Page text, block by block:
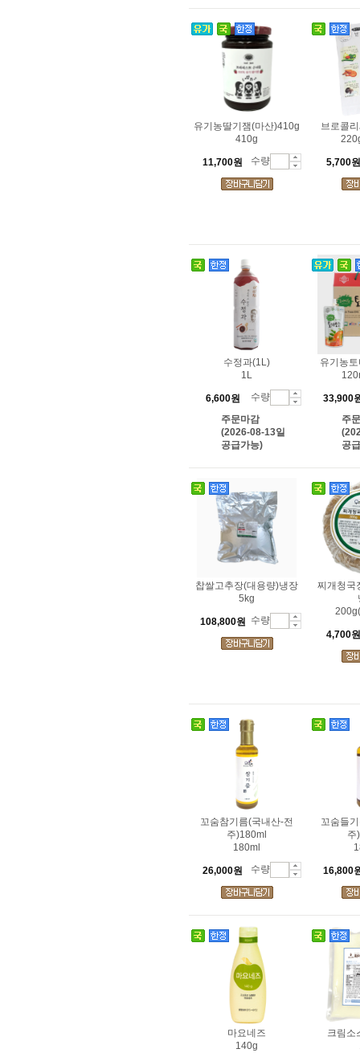
유기농딸기잼(마산)410g
410g
11,700원 수량
브로콜
5,700원
수정과(1L)
1L
6,600원
수량
주문마감
(2026-08-13일
공급가능)
유기농
33,900
주
공
찹쌀고추장(대용량)냉장
5kg
108,800원 수량
찌개청국
4,700원
꼬숨참기름(국내산-전
주)180ml
180ml
26,000원 수량
꼬숨들
주
16,800
마요네즈
140g
크림소